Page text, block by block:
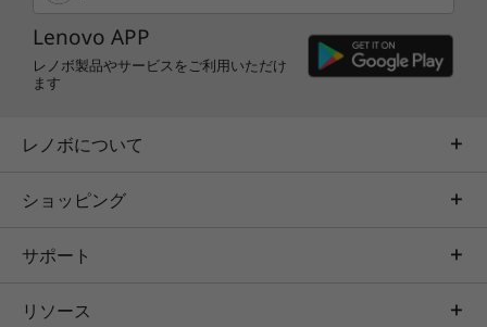
り返しています。衝撃と振動テスト、ヒンジの開
閉耐久性、ファンの信頼性、動作温度、圧力試験
などを実施しており、高い品質でながくお使いい
ただけます。
Lenovo APP
レノボ製品やサービスをご利用いただけ
ます
レノボについて
ショッピング
サポート
リソース